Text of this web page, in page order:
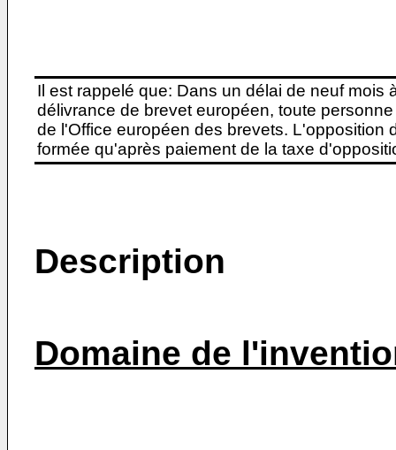
Il est rappelé que: Dans un délai de neuf
délivrance de brevet européen, toute
de l'Office européen des brevets. L'opposition
formée qu'après paiement de la taxe
Description
Domaine de